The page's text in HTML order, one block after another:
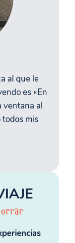
al que le
es «En
ventana al
mis